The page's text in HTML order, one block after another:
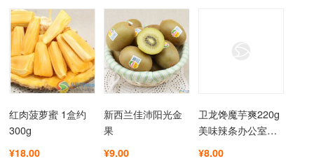
红肉菠萝蜜 1盒约
300g
¥18.00
新西兰佳沛阳光金
果
¥9.00
卫龙馋魔芋爽220g
美味辣条办公室休
闲小吃零食魔芋丝
¥8.00